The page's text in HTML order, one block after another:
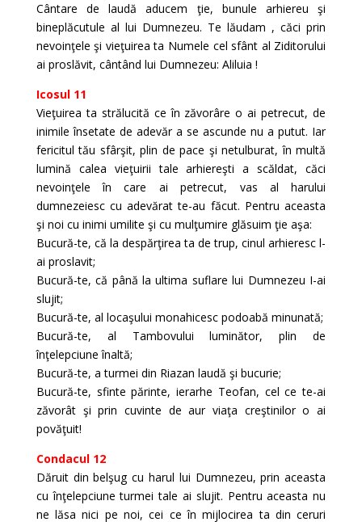
Cântare de laudă aducem ţie, bunule arhiereu şi
bineplăcutule al lui Dumnezeu. Te lăudam , căci prin
nevoinţele şi vieţuirea ta Numele cel sfânt al Ziditorului
ai proslăvit, cântând lui Dumnezeu: Aliluia !
Icosul 11
Vieţuirea ta strălucită ce în zăvorâre o ai petrecut, de
inimile însetate de adevăr a se ascunde nu a putut. Iar
fericitul tău sfârşit, plin de pace şi netulburat, în multă
lumină calea vieţuirii tale arhiereşti a scăldat, căci
nevoinţele în care ai petrecut, vas al harului
dumnezeiesc cu adevărat te-au făcut. Pentru aceasta
şi noi cu inimi umilite şi cu mulţumire glăsuim ţie aşa:
Bucură-te, că la despărţirea ta de trup, cinul arhieresc l-
ai proslavit;
Bucură-te, că până la ultima suflare lui Dumnezeu I-ai
slujit;
Bucură-te, al locaşului monahicesc podoabă minunată;
Bucură-te, al Tambovului luminător, plin de
înţelepciune înaltă;
Bucură-te, a turmei din Riazan laudă şi bucurie;
Bucură-te, sfinte părinte, ierarhe Teofan, cel ce te-ai
zăvorât şi prin cuvinte de aur viaţa creştinilor o ai
povăţuit!
Condacul 12
Dăruit din belşug cu harul lui Dumnezeu, prin aceasta
cu înţelepciune turmei tale ai slujit. Pentru aceasta nu
ne lăsa nici pe noi, cei ce în mijlocirea ta din ceruri